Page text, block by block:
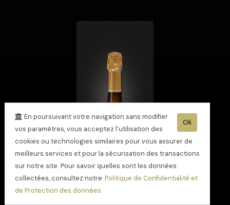
Ok
En poursuivant votre navigation sans modifier
vos paramètres, vous acceptez l'utilisation des
cookies ou technologies similaires pour vous assurer de
meilleurs services et pour la sécurisation des transactions
sur notre site. Pour savoir quelles sont les données
collectées, consultez notre Politique de Confidentialité et
de Protection des données